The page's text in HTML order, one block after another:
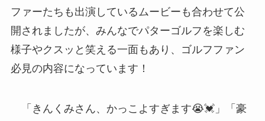
ファーたちも出演しているムービーも合わせて公
開されましたが、みんなでパターゴルフを楽しむ
様子やクスッと笑える一面もあり、ゴルフファン
必見の内容になっています！
「きんくみさん、かっこよすぎます😭💓」「豪